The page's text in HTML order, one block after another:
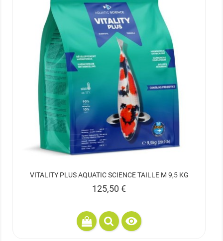
VITALITY PLUS AQUATIC SCIENCE TAILLE M 9,5 KG
Prix
125,50 €
